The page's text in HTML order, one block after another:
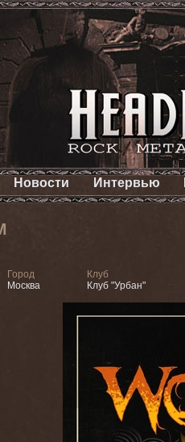
Новости Интервью
Город
Москва
Клуб
Клуб "Урбан"